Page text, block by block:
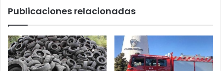
Publicaciones relacionadas